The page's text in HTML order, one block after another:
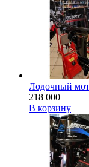
Лодочный
218 000
В корзину